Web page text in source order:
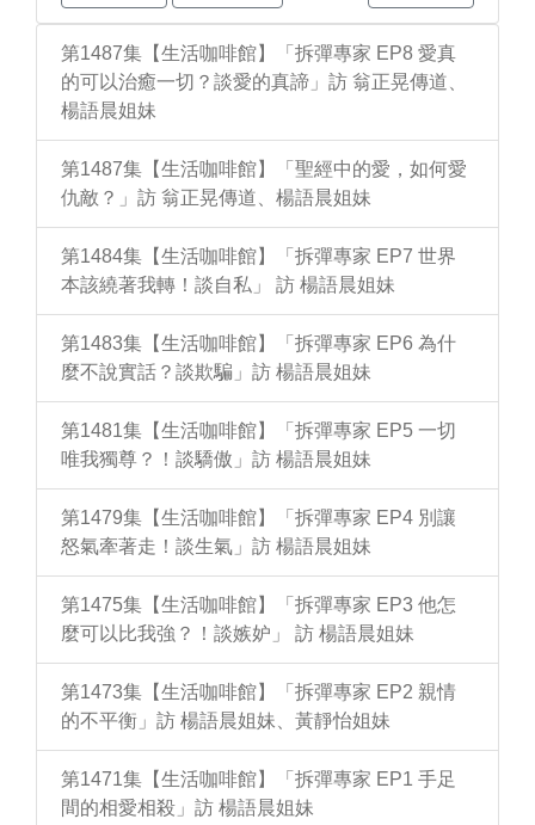
第1487集【生活咖啡館】「拆彈專家 EP8 愛真
的可以治癒一切？談愛的真諦」訪 翁正晃傳道、
楊語晨姐妹
第1487集【生活咖啡館】「聖經中的愛，如何愛
仇敵？」訪 翁正晃傳道、楊語晨姐妹
第1484集【生活咖啡館】「拆彈專家 EP7 世界
本該繞著我轉！談自私」 訪 楊語晨姐妹
第1483集【生活咖啡館】「拆彈專家 EP6 為什
麼不說實話？談欺騙」訪 楊語晨姐妹
第1481集【生活咖啡館】「拆彈專家 EP5 一切
唯我獨尊？！談驕傲」訪 楊語晨姐妹
第1479集【生活咖啡館】「拆彈專家 EP4 別讓
怒氣牽著走！談生氣」訪 楊語晨姐妹
第1475集【生活咖啡館】「拆彈專家 EP3 他怎
麼可以比我強？！談嫉妒」 訪 楊語晨姐妹
第1473集【生活咖啡館】「拆彈專家 EP2 親情
的不平衡」訪 楊語晨姐妹、黃靜怡姐妹
第1471集【生活咖啡館】「拆彈專家 EP1 手足
間的相愛相殺」訪 楊語晨姐妹